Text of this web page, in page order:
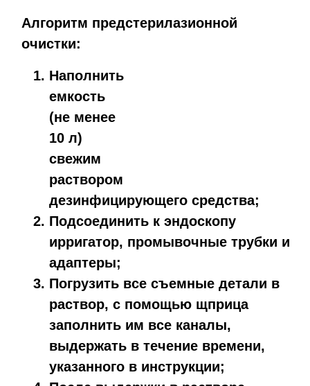
Алгоритм предстерилазионной
очистки:
Наполнить
емкость
(не менее
10 л)
свежим
раствором
дезинфицирующего средства;
Подсоединить к эндоскопу
ирригатор, промывочные трубки и
адаптеры;
Погрузить все съемные детали в
раствор, с помощью щприца
заполнить им все каналы,
выдержать в течение времени,
указанного в инструкции;